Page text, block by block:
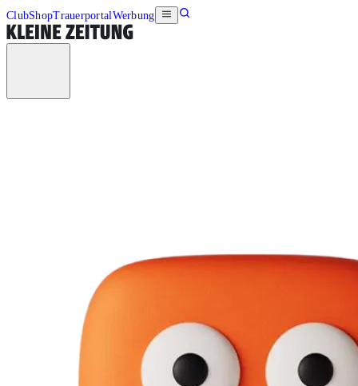
ClubShopTrauerportalWerbung